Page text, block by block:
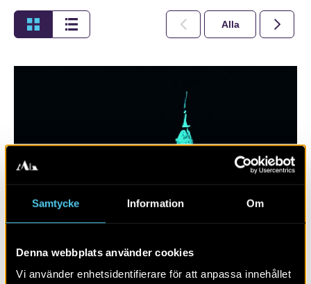
Samtycke Information Om
Denna webbplats använder cookies
Vi använder enhetsidentifierare för att anpassa innehållet
Alla 2026
Växjö, Kalmar och Smålands tidigaste
urbanisering